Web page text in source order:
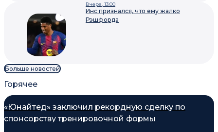
Вчера, 13:00
Инс признался, что ему жалко
Рэшфорда
Больше новостей
Горячее
«Юнайтед» заключил рекордную сделку по
спонсорству тренировочной формы